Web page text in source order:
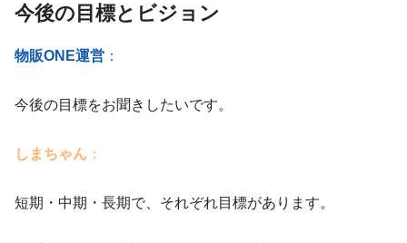
今後の目標とビジョン
物販ONE運営 ：
今後の目標をお聞きしたいです。
しまちゃん ：
短期・中期・長期で、それぞれ目標があります。